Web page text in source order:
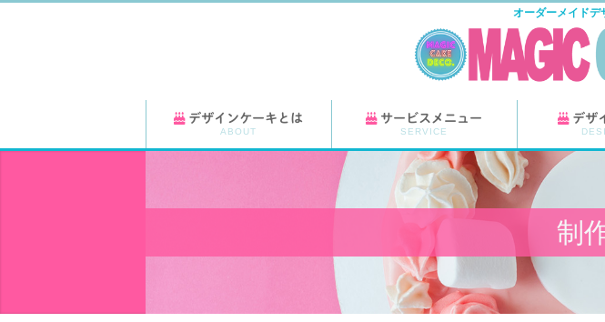
オーダーメイドデ
デザインケーキとは
ABOUT
サービスメニュー
SERVICE
デザ
制